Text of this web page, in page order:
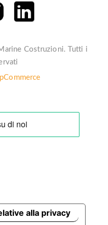
Costruzioni. Tutti i
alla privacy